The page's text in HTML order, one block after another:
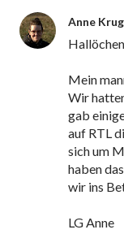
Anne
Mein
Wir
gab
auf RTL
sich um
haben
wir ins
LG Anne